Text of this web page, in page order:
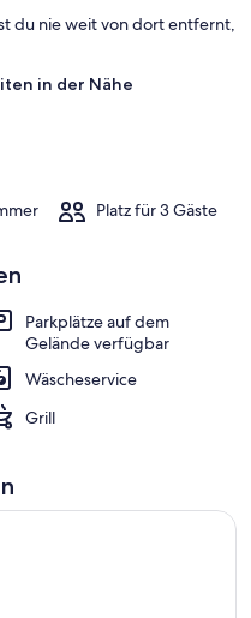
du nie weit von dort entfernt,
in der Nähe
Platz für 3 Gäste
Parkplätze auf dem
Gelände verfügbar
Wäscheservice
Grill